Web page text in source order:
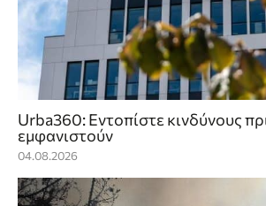
Urba360: Εντοπίστε κινδύνους
εμφανιστούν
04.08.2026